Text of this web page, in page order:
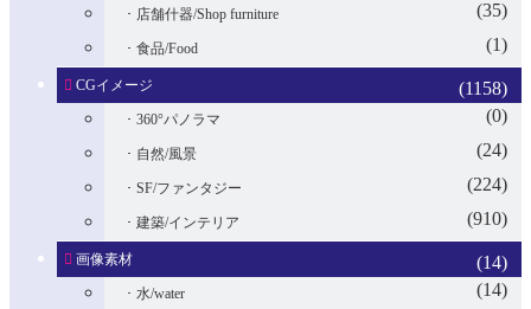
店舗什器/Shop furniture (35)
食品/Food (1)
CGイメージ (1158)
360°パノラマ (0)
自然/風景 (24)
SF/ファンタジー (224)
建築/インテリア (910)
画像素材 (14)
水/water (14)